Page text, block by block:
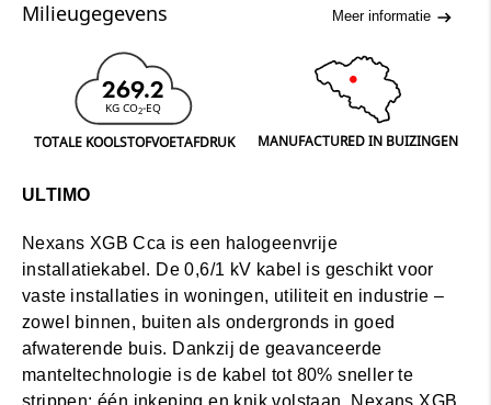
Milieugegevens Meer informatie
269.2
KG CO2-EQ
TOTALE KOOLSTOFVOETAFDRUK MANUFACTURED IN BUIZINGEN
ULTIMO
Nexans XGB Cca is een halogeenvrije
installatiekabel. De 0,6/1 kV kabel is geschikt voor
vaste installaties in woningen, utiliteit en industrie –
zowel binnen, buiten als ondergronds in goed
afwaterende buis. Dankzij de geavanceerde
manteltechnologie is de kabel tot 80% sneller te
strippen: één inkeping en knik volstaan. Nexans XGB